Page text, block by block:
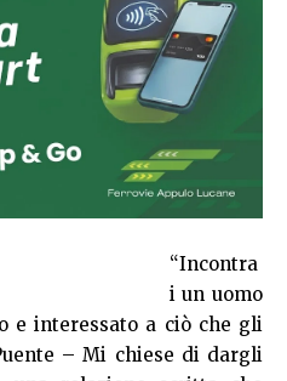
“Incontra
i un uomo
e interessato a ciò che gli
– Mi chiese di dargli